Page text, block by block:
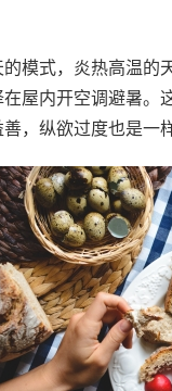
模式，炎热高温
屋内开空调避暑
，纵欲过度也是一